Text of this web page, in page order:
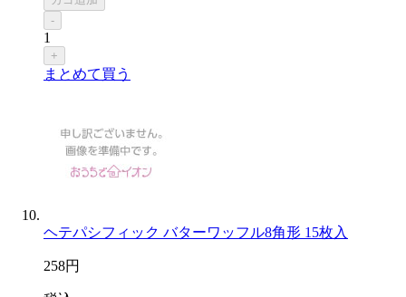
-
1
+
まとめて買う
ヘテパシフィック バターワッフル8角形 15枚入
258円